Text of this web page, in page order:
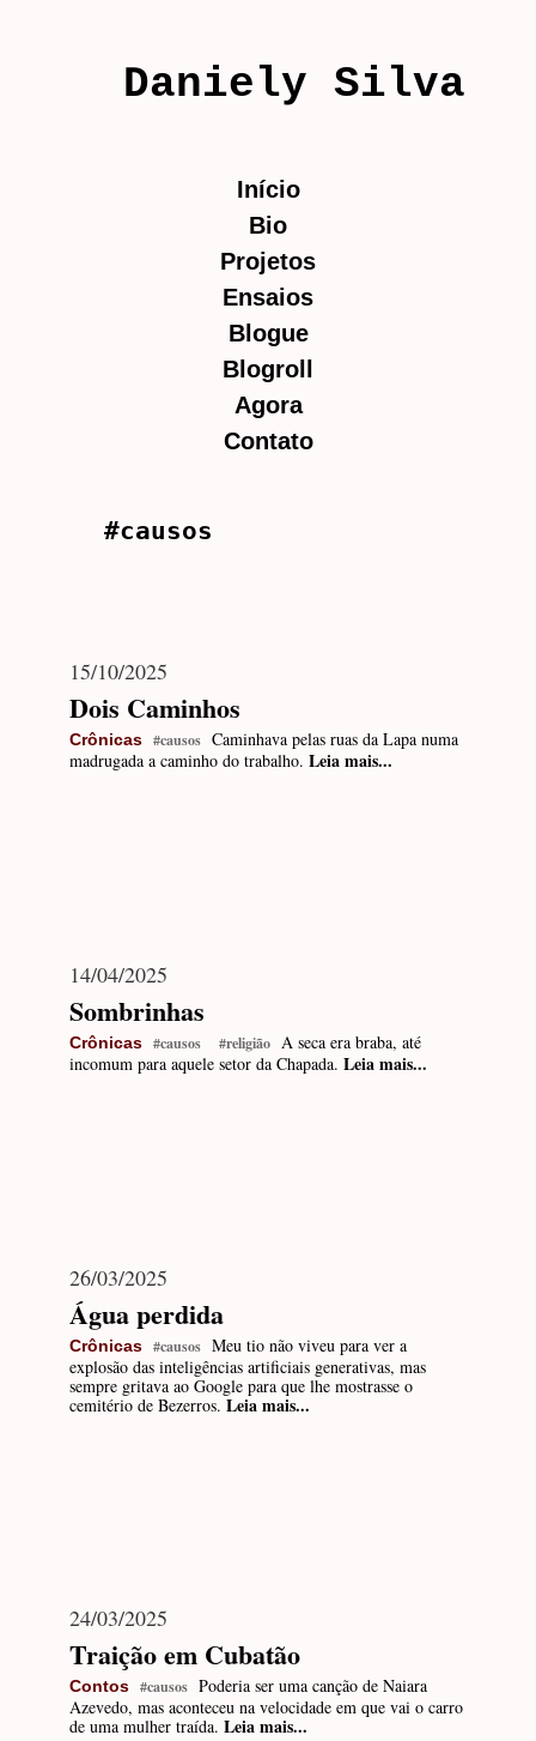
Daniely Silva
Início
Bio
Projetos
Ensaios
Blogue
Blogroll
Agora
Contato
#causos
15/10/2025
Dois Caminhos
Crônicas #causos Caminhava pelas ruas da Lapa numa
madrugada a caminho do trabalho. Leia mais...
14/04/2025
Sombrinhas
Crônicas #causos #religião A seca era braba, até
incomum para aquele setor da Chapada. Leia mais...
26/03/2025
Água perdida
Crônicas #causos Meu tio não viveu para ver a
explosão das inteligências artificiais generativas, mas
sempre gritava ao Google para que lhe mostrasse o
cemitério de Bezerros. Leia mais...
24/03/2025
Traição em Cubatão
Contos #causos Poderia ser uma canção de Naiara
Azevedo, mas aconteceu na velocidade em que vai o carro
de uma mulher traída. Leia mais...